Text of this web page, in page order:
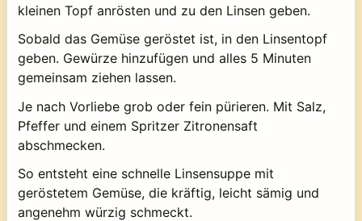
kleinen Topf anrösten und zu den Linsen geben.
Sobald das Gemüse geröstet ist, in den Linsentopf
geben. Gewürze hinzufügen und alles 5 Minuten
gemeinsam ziehen lassen.
Je nach Vorliebe grob oder fein pürieren. Mit Salz,
Pfeffer und einem Spritzer Zitronensaft
abschmecken.
So entsteht eine schnelle Linsensuppe mit
geröstetem Gemüse, die kräftig, leicht sämig und
angenehm würzig schmeckt.